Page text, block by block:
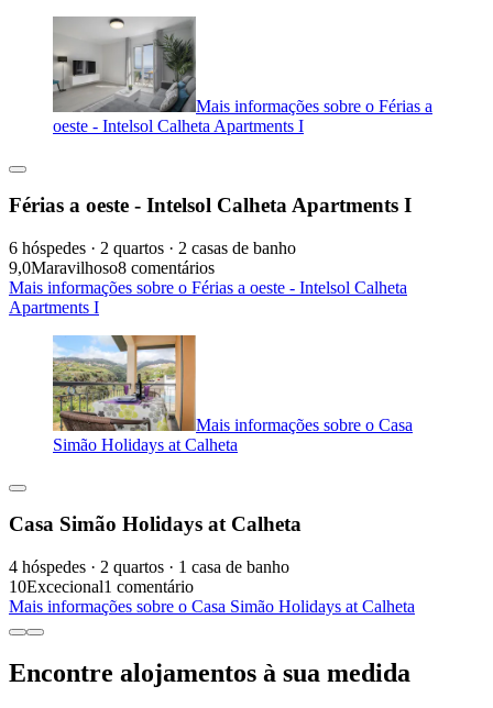
Mais informações sobre o Férias a
oeste - Intelsol Calheta Apartments I
Férias a oeste - Intelsol Calheta Apartments I
6 hóspedes · 2 quartos · 2 casas de banho
9,0Maravilhoso8 comentários
Mais informações sobre o Férias a oeste - Intelsol Calheta
Apartments I
Mais informações sobre o Casa
Simão Holidays at Calheta
Casa Simão Holidays at Calheta
4 hóspedes · 2 quartos · 1 casa de banho
10Excecional1 comentário
Mais informações sobre o Casa Simão Holidays at Calheta
Encontre alojamentos à sua medida